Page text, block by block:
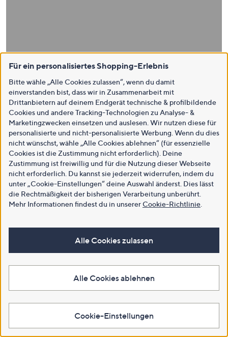
Für ein personalisiertes Shopping-Erlebnis
Bitte wähle „Alle Cookies zulassen“, wenn du damit
einverstanden bist, dass wir in Zusammenarbeit mit
Drittanbietern auf deinem Endgerät technische & profilbildende
Cookies und andere Tracking-Technologien zu Analyse- &
Marketingzwecken einsetzen und auslesen. Wir nutzen diese für
personalisierte und nicht-personalisierte Werbung. Wenn du dies
nicht wünschst, wähle „Alle Cookies ablehnen“ (für essenzielle
Cookies ist die Zustimmung nicht erforderlich). Deine
Zustimmung ist freiwillig und für die Nutzung dieser Webseite
nicht erforderlich. Du kannst sie jederzeit widerrufen, indem du
unter „Cookie-Einstellungen“ deine Auswahl änderst. Dies lässt
die Rechtmäßigkeit der bisherigen Verarbeitung unberührt.
Mehr Informationen findest du in unsererCookie-Richtlinie
Alle Cookies zulassen
Alle Cookies ablehnen
Cookie-Einstellungen